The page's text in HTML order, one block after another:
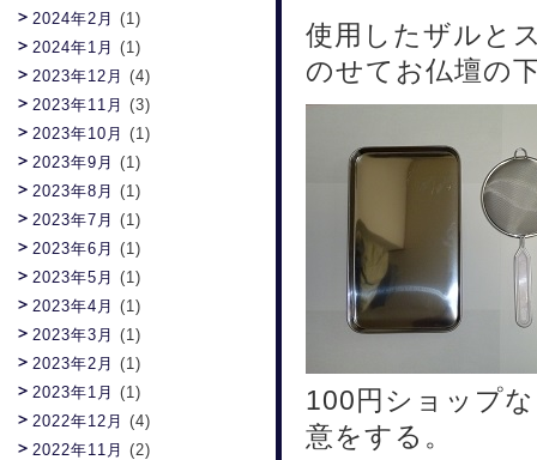
使用したザルと
のせてお仏壇の
100円ショップ
意をする。
2024年2月 (1)
2024年1月 (1)
2023年12月 (4)
2023年11月 (3)
2023年10月 (1)
2023年9月 (1)
2023年8月 (1)
2023年7月 (1)
2023年6月 (1)
2023年5月 (1)
2023年4月 (1)
2023年3月 (1)
2023年2月 (1)
2023年1月 (1)
2022年12月 (4)
2022年11月 (2)